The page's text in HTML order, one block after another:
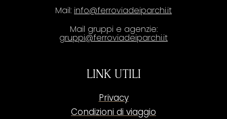
Mail: info@ferroviadeiparchi.it
Mail gruppi e agenzie:
gruppi@ferroviadeiparchi.it
LINK UTILI
Privacy
Condizioni di viaggio